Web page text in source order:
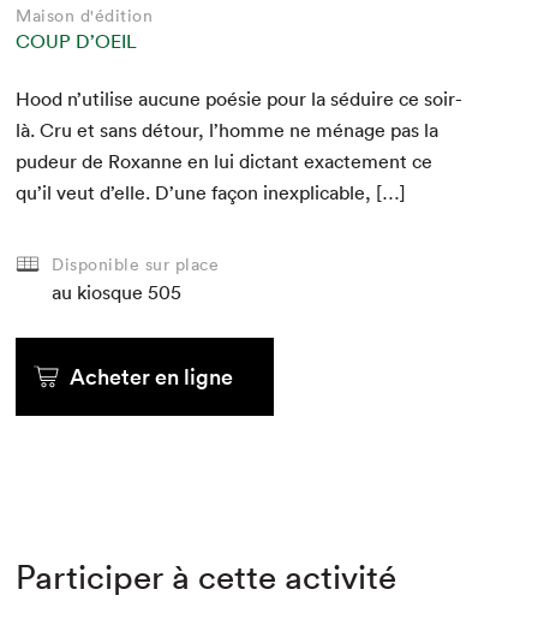
Maison d'édition
COUP D’OEIL
Hood n’utilise aucune poésie pour la séduire ce soir-
là. Cru et sans détour, l’homme ne ménage pas la
pudeur de Rox­anne en lui dic­tant exacte­ment ce
qu’il veut d’elle. D’une façon inexplicable, […]
Disponible sur place
au kiosque 505
Acheter en ligne
Participer à cette activité